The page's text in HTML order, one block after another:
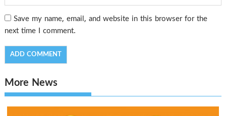
Save my name, email, and website in this browser for the
next time I comment.
More News